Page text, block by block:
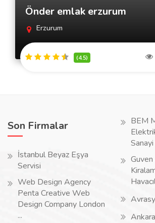
Önder emlak erzurum
Erzurum
(4.5)
Son Firmalar
İstanbul Beyaz Eşya
Servisi
Web Design Agency
Penta Creative Web
Design Company London
...
BEM